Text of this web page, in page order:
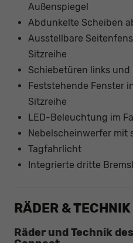
Außenspiegel
Abdunkelte Scheiben
Ausstellbare
Sitzreihe
Schiebetüren links und
Feststehende Fenster
Sitzreihe
LED-Beleuchtung im
Nebelscheinwerfer mit
Tagfahrlicht
Integrierte dritte
RÄDER & TECHNIK
Räder und Technik